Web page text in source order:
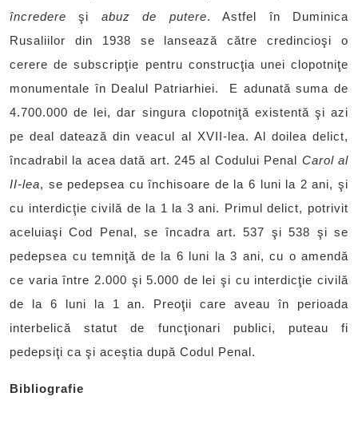
încredere şi abuz de putere. Astfel în Duminica
Rusaliilor din 1938 se lansează către credincioşi o
cerere de subscripţie pentru construcţia unei clopotniţe
monumentale în Dealul Patriarhiei. E adunată suma de
4.700.000 de lei, dar singura clopotniţă existentă şi azi
pe deal datează din veacul al XVII-lea. Al doilea delict,
încadrabil la acea dată art. 245 al Codului Penal Carol al
II-lea, se pedepsea cu închisoare de la 6 luni la 2 ani, şi
cu interdicţie civilă de la 1 la 3 ani. Primul delict, potrivit
aceluiaşi Cod Penal, se încadra art. 537 şi 538 şi se
pedepsea cu temniţă de la 6 luni la 3 ani, cu o amendă
ce varia între 2.000 şi 5.000 de lei şi cu interdicţie civilă
de la 6 luni la 1 an. Preoţii care aveau în perioada
interbelică statut de funcţionari publici, puteau fi
pedepsiţi ca şi aceştia după Codul Penal.
Bibliografie